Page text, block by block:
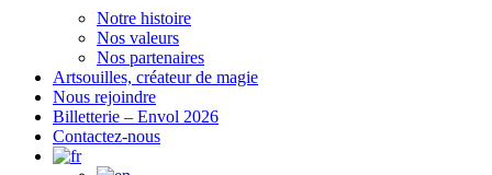
Notre histoire
Nos valeurs
Nos partenaires
Artsouilles, créateur de magie
Nous rejoindre
Billetterie – Envol 2026
Contactez-nous